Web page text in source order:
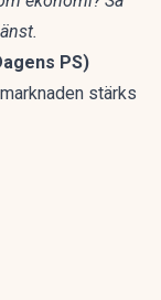
.
PS)
stärks